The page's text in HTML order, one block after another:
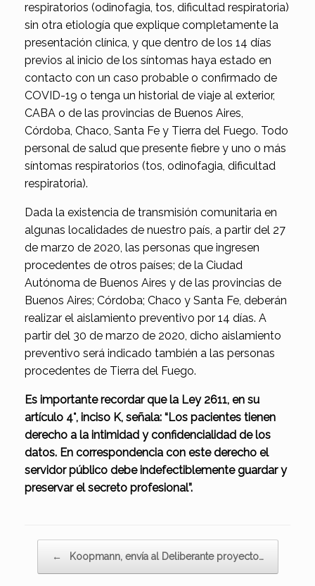
respiratorios (odinofagia, tos, dificultad respiratoria)
sin otra etiología que explique completamente la
presentación clínica, y que dentro de los 14 días
previos al inicio de los síntomas haya estado en
contacto con un caso probable o confirmado de
COVID-19 o tenga un historial de viaje al exterior,
CABA o de las provincias de Buenos Aires,
Córdoba, Chaco, Santa Fe y Tierra del Fuego. Todo
personal de salud que presente fiebre y uno o más
síntomas respiratorios (tos, odinofagia, dificultad
respiratoria).
Dada la existencia de transmisión comunitaria en
algunas localidades de nuestro país, a partir del 27
de marzo de 2020, las personas que ingresen
procedentes de otros países; de la Ciudad
Autónoma de Buenos Aires y de las provincias de
Buenos Aires; Córdoba; Chaco y Santa Fe, deberán
realizar el aislamiento preventivo por 14 días. A
partir del 30 de marzo de 2020, dicho aislamiento
preventivo será indicado también a las personas
procedentes de Tierra del Fuego.
Es importante recordar que la Ley 2611, en su
artículo 4°, inciso K, señala: “Los pacientes tienen
derecho a la intimidad y confidencialidad de los
datos. En correspondencia con este derecho el
servidor público debe indefectiblemente guardar y
preservar el secreto profesional”.
← Koopmann, envía al Deliberante proyecto…